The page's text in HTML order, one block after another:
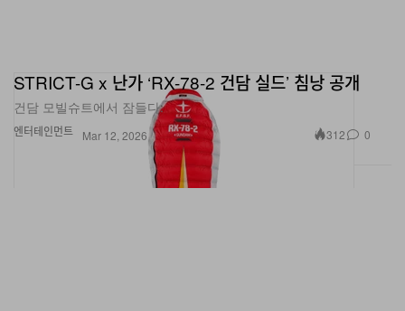
엔터테인먼트
STRICT-G x 난가 ‘RX-78-2 건담 실드’ 침낭 공개
건담 모빌슈트에서 잠들다.
Mar 12, 2026 312 0